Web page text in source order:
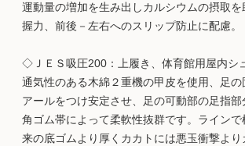
運動量の増加を生み出しカルシウムの摂取
握力、前後－左右へのスリップ防止に配慮。
◇ＪＥＳ吸圧200：上履き、体育館用屋内シ
通気性のある木綿２重機の甲皮を使用、足の
アールをつけ安定させ、足の可動部の足指
角ゴム帯によって柔軟性抜群です。ライン
来の底ゴムより厚くカカトには悪玉衝撃より